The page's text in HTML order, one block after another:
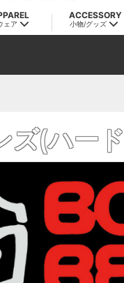
キッズサ
カーブ
ェア
BAG &
バッグ/
ACCESSORY
小物/グッズ
AIR
財布/
LAST RESORT ラ
イ
DOOM SAYERS ドゥ
ズ(ハー